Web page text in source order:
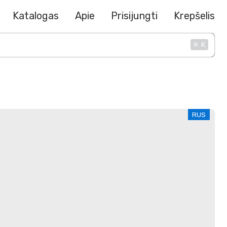
Katalogas Apie Prisijungti Krepšelis
⌘ K
RUS